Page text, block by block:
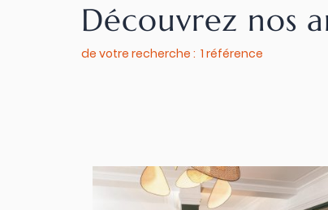
Découvrez nos
de votre recherche : 1 référence